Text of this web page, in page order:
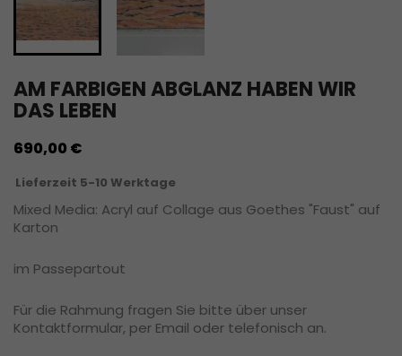
AM FARBIGEN ABGLANZ HABEN WIR
DAS LEBEN
690,00 €
Lieferzeit 5-10 Werktage
Mixed Media: Acryl auf Collage aus Goethes "Faust" auf
Karton
im Passepartout
Für die Rahmung fragen Sie bitte über unser
Kontaktformular, per Email oder telefonisch an.